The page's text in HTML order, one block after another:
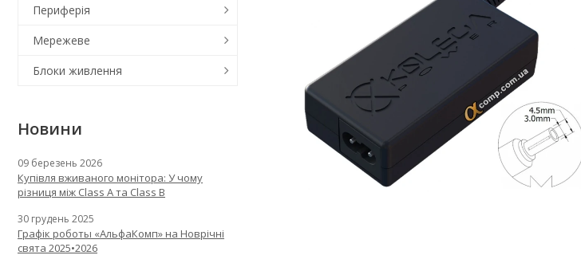
Периферія
Мережеве
Блоки живлення
Новини
09 березень 2026
Купівля вживаного монітора: У чому
різниця між Class A та Class B
30 грудень 2025
Графік роботы «АльфаКомп» на Новрічні
свята 2025•2026